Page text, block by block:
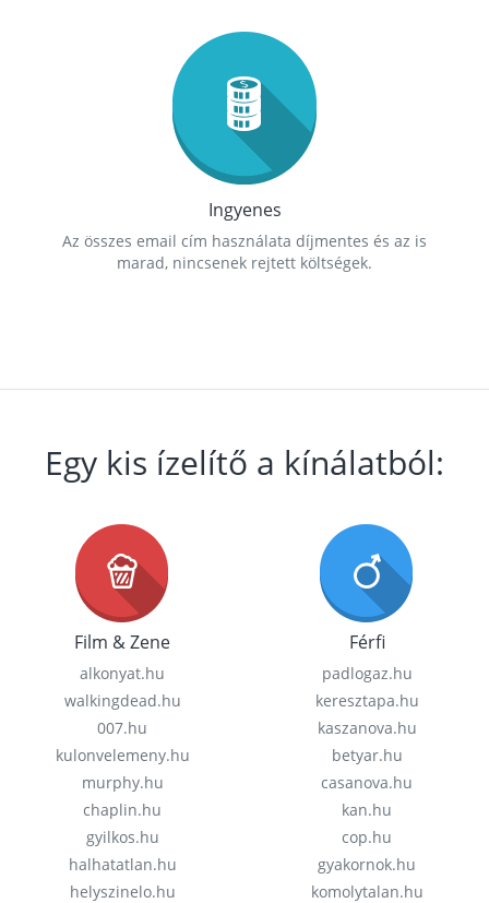
Ingyenes
Az összes email cím használata díjmentes és az is
marad, nincsenek rejtett költségek.
Egy kis ízelítő a kínálatból:
Film & Zene
alkonyat.hu
walkingdead.hu
007.hu
kulonvelemeny.hu
murphy.hu
chaplin.hu
gyilkos.hu
halhatatlan.hu
helyszinelo.hu
Férfi
padlogaz.hu
keresztapa.hu
kaszanova.hu
betyar.hu
casanova.hu
kan.hu
cop.hu
gyakornok.hu
komolytalan.hu